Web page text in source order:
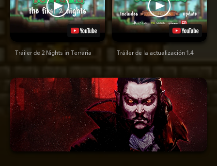
Tráiler de 2 Nights in Terraria Tráiler de la actualización 1.4